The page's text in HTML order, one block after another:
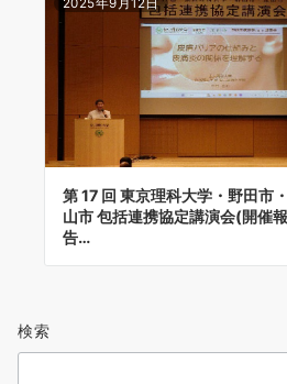
第 17 回 東京理科大学・野田市
山市 包括連携協定講演会(開催報
告…
検索